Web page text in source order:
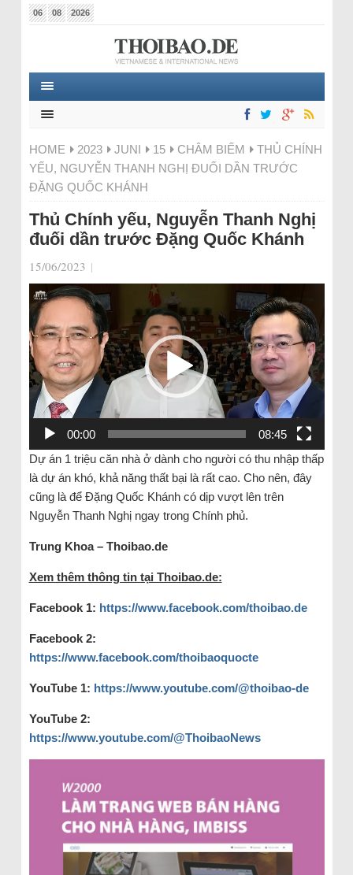
06 08 2026
HOME 2023 JUNI 15 CHÂM BIẾM
THỦ CHÍNH
YẾU, NGUYỄN THANH NGHỊ ĐUỐI DẦN TRƯỚC
ĐẶNG QUỐC KHÁNH
Thủ Chính yếu, Nguyễn Thanh Nghị
đuối dần trước Đặng Quốc Khánh
15/06/2023 |
Video-
Player
00:00
08:45
Dự án 1 triệu căn nhà ở dành cho người có thu nhập thấp
là dự án khó, khả năng thất bại là rất cao. Cho nên, đây
cũng là để Đặng Quốc Khánh có dịp vượt lên trên
Nguyễn Thanh Nghị ngay trong Chính phủ.
Trung Khoa – Thoibao.de
Xem thêm thông tin tại Thoibao.de:
Facebook 1: https://www.facebook.com/thoibao.de
Facebook 2:
https://www.facebook.com/thoibaoquocte
YouTube 1: https://www.youtube.com/@thoibao-de
YouTube 2:
https://www.youtube.com/@ThoibaoNews